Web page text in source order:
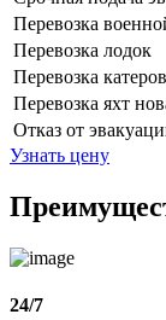
Перевозка
Перевозка лодок
Перевозка катеров
Перевозка яхт
Отказ от
Узнать цену
24/7